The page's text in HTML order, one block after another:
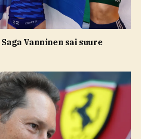
Vanninen sai suure